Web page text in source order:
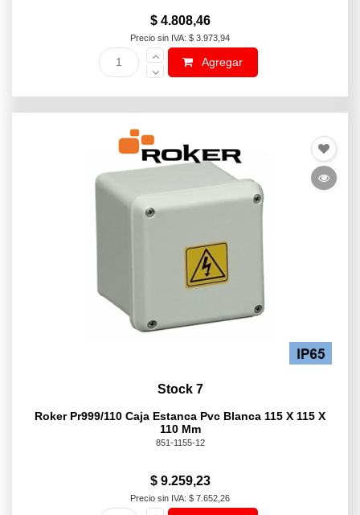
$ 4.808,46
Precio sin IVA: $ 3.973,94
Agregar
Stock 7
Roker Pr999/110 Caja Estanca Pvc Blanca 115 X 115 X
110 Mm
851-1155-12
$ 9.259,23
Precio sin IVA: $ 7.652,26